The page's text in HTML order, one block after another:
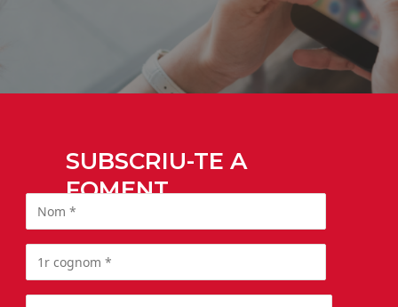
SUBSCRIU-TE A
FOMENT